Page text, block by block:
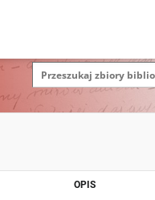
OPIS